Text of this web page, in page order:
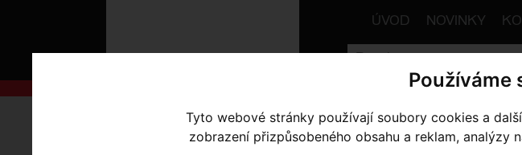
Používáme
Tyto webové stránky používají soubory cookies a
zobrazení přizpůsobeného obsahu a reklam,
ÚVOD NOVINKY
KOLA S-WORKS
Úvodní strana Výbava pro jezdce